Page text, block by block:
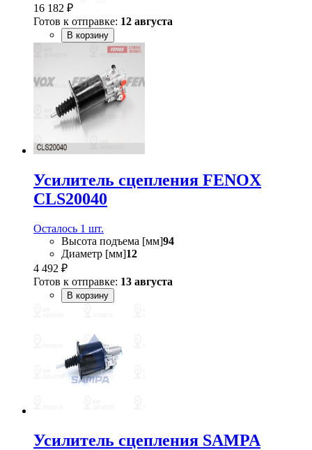
16 182 ₽
Готов к отправке: 12 августа
В корзину
Усилитель сцепления FENOX
CLS20040
Осталось 1 шт.
Высота подъема [мм]94
Диаметр [мм]12
4 492 ₽
Готов к отправке: 13 августа
В корзину
Усилитель сцепления SAMPA